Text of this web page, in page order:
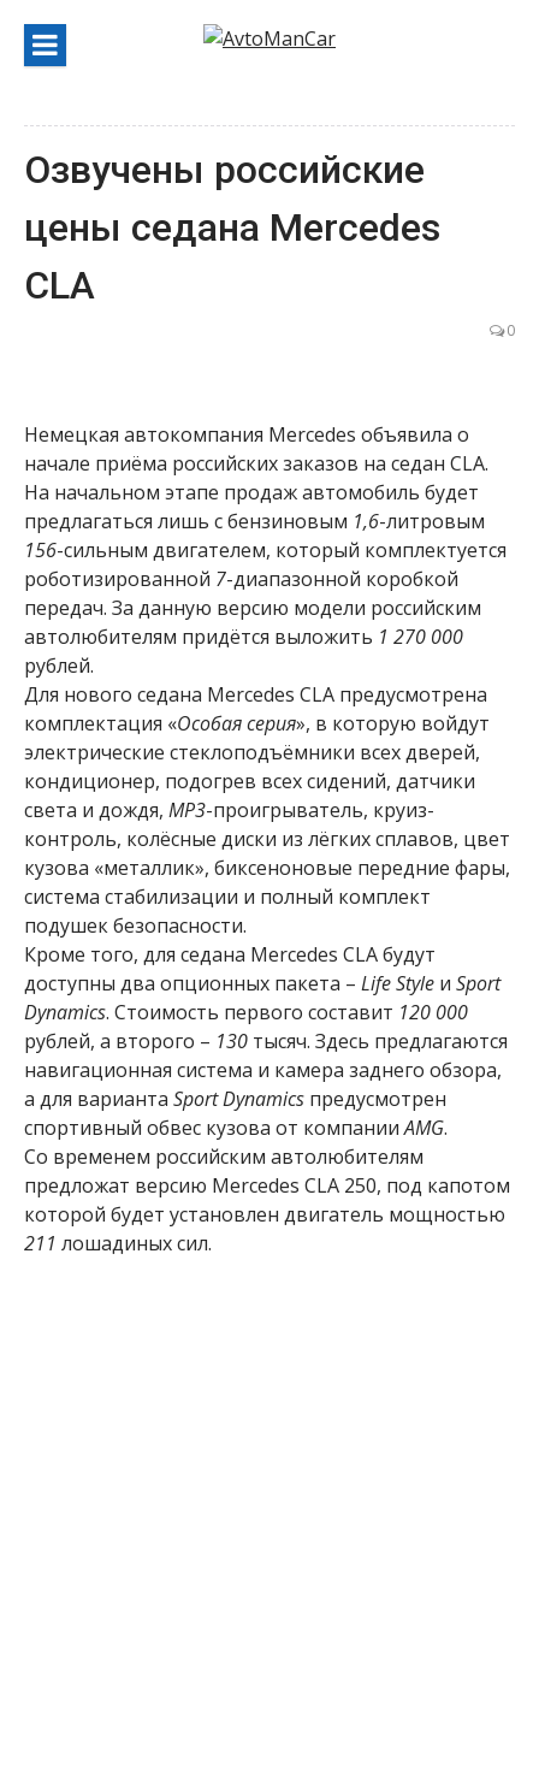
содержанию
Озвучены российские
цены седана Mercedes
CLA
0
Немецкая автокомпания Mercedes объявила о
начале приёма российских заказов на седан CLA.
На начальном этапе продаж автомобиль будет
предлагаться лишь с бензиновым 1,6-литровым
156-сильным двигателем, который комплектуется
роботизированной 7-диапазонной коробкой
передач. За данную версию модели российским
автолюбителям придётся выложить 1 270 000
рублей.
Для нового седана Mercedes CLA предусмотрена
комплектация «Особая серия», в которую войдут
электрические стеклоподъёмники всех дверей,
кондиционер, подогрев всех сидений, датчики
света и дождя, MP3-проигрыватель, круиз-
контроль, колёсные диски из лёгких сплавов, цвет
кузова «металлик», биксеноновые передние фары,
система стабилизации и полный комплект
подушек безопасности.
Кроме того, для седана Mercedes CLA будут
доступны два опционных пакета – Life Style и Sport
Dynamics. Стоимость первого составит 120 000
рублей, а второго – 130 тысяч. Здесь предлагаются
навигационная система и камера заднего обзора,
а для варианта Sport Dynamics предусмотрен
спортивный обвес кузова от компанииAMG.
Со временем российским автолюбителям
предложат версию Mercedes CLA 250, под капотом
которой будет установлен двигатель мощностью
211 лошадиных сил.